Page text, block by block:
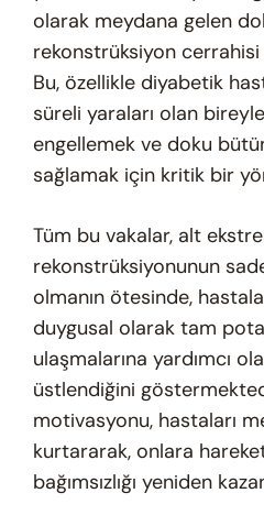
olarak meydana gelen
rekonstrüksiyon
Bu, özellikle diyabetik
süreli yaraları olan
engellemek ve doku
sağlamak için kritik bir
Tüm bu vakalar, alt
rekonstrüksiyonunun
olmanın ötesinde,
duygusal olarak tam
ulaşmalarına yardımcı
üstlendiğini
motivasyonu, hastaları
kurtararak, onlara
bağımsızlığı yeniden